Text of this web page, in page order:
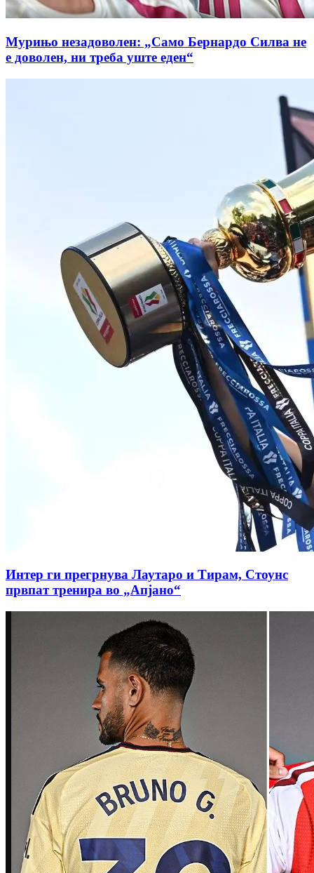
Мурињо незадоволен: „Само Бернардо Силва не
е доволен, ни треба уште еден“
Интер ги прегрнува Лаутаро и Тирам, Стоунс
првпат тренира во „Апјано“